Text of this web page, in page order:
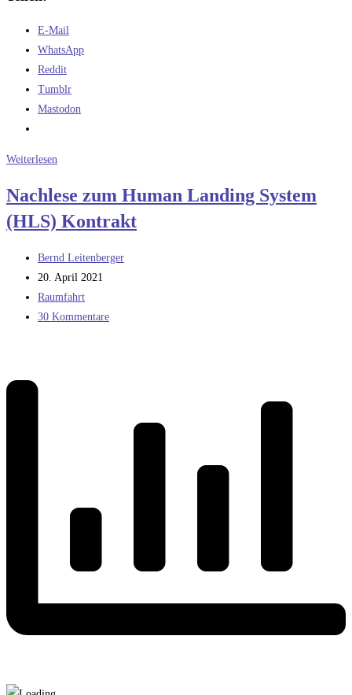
E-Mail
WhatsApp
Reddit
Tumblr
Mastodon
Weiterlesen
wenn
Kennedy
Mondprogramm
aufgelegt
hätte?
Nachlese zum Human Landing System
(HLS) Kontrakt
Beitrags-
Autor:
Bernd Leitenberger
Beitrag
veröffentlicht:
20. April 2021
Beitrags-
Kategorie:
Raumfahrt
Beitrags-
30 Kommentare